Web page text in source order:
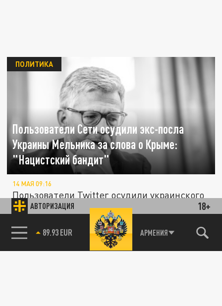
АВТОРИЗАЦИЯ 18+
85.64 BRENT АРМЕНИЯ
Пользователи Сети осудили экс-посла
Украины Мельника за слова о Крыме:
"Нацистский бандит"
ПОЛИТИКА
14 МАЯ 09:16
Пользователи Twitter осудили украинского
дипломата Андрея Мельника за слова о
скором наступлении ВСУ на Крым